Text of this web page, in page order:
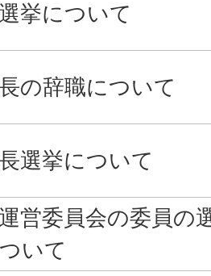
挙について
の辞職について
選挙について
営委員会の委員の
いて